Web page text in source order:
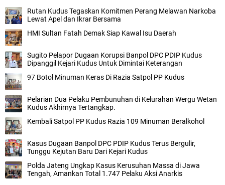
Rutan Kudus Tegaskan Komitmen Perang Melawan Narkoba
Lewat Apel dan Ikrar Bersama
HMI Sultan Fatah Demak Siap Kawal Isu Daerah
Sugito Pelapor Dugaan Korupsi Banpol DPC PDIP Kudus
Dipanggil Kejari Kudus Untuk Dimintai Keterangan
97 Botol Minuman Keras Di Razia Satpol PP Kudus
Pelarian Dua Pelaku Pembunuhan di Kelurahan Wergu Wetan
Kudus Akhirnya Tertangkap.
Kembali Satpol PP Kudus Razia 109 Minuman Beralkohol
Kasus Dugaan Banpol DPC PDIP Kudus Terus Bergulir,
Tunggu Kejutan Baru Dari Kejari Kudus
Polda Jateng Ungkap Kasus Kerusuhan Massa di Jawa
Tengah, Amankan Total 1.747 Pelaku Aksi Anarkis